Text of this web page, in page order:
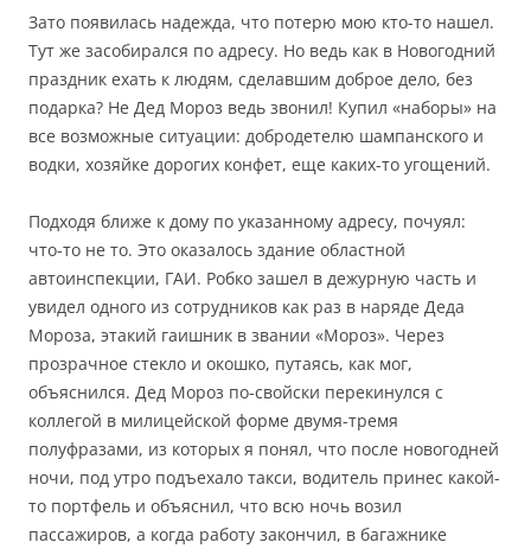
Зато появилась надежда, что потерю мою кто-то нашел.
Тут же засобирался по адресу. Но ведь как в Новогодний
праздник ехать к людям, сделавшим доброе дело, без
подарка? Не Дед Мороз ведь звонил! Купил «наборы» на
все возможные ситуации: добродетелю шампанского и
водки, хозяйке дорогих конфет, еще каких-то угощений.
Подходя ближе к дому по указанному адресу, почуял:
что-то не то. Это оказалось здание областной
автоинспекции, ГАИ. Робко зашел в дежурную часть и
увидел одного из сотрудников как раз в наряде Деда
Мороза, этакий гаишник в звании «Мороз». Через
прозрачное стекло и окошко, путаясь, как мог,
объяснился. Дед Мороз по-свойски перекинулся с
коллегой в милицейской форме двумя-тремя
полуфразами, из которых я понял, что после новогодней
ночи, под утро подъехало такси, водитель принес какой-
то портфель и объяснил, что всю ночь возил
пассажиров, а когда работу закончил, в багажнике